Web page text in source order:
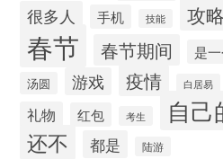
很多人 手机 技能 攻略
春节 春节期间 是
汤圆 游戏 疫情 白居易
礼物
红包 考生 自己
还不 都是 陆游